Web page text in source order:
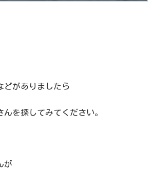
どがありましたら
を探してみてください。
が